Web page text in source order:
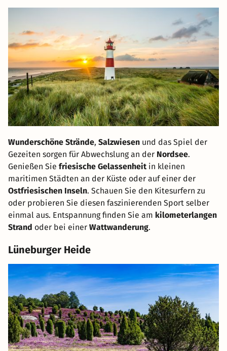
Wunderschöne Strände, Salzwiesen und das Spiel der
Gezeiten sorgen für Abwechslung an der Nordsee.
Genießen Sie friesische Gelassenheitin kleinen
maritimen Städten an der Küste oder auf einer der
Ostfriesischen Inseln. Schauen Sie den Kitesurfern zu
oder probieren Sie diesen faszinierenden Sport selber
einmal aus. Entspannung finden Sie am kilometerlangen
Strand oder bei einer Wattwanderung.
Lüneburger Heide